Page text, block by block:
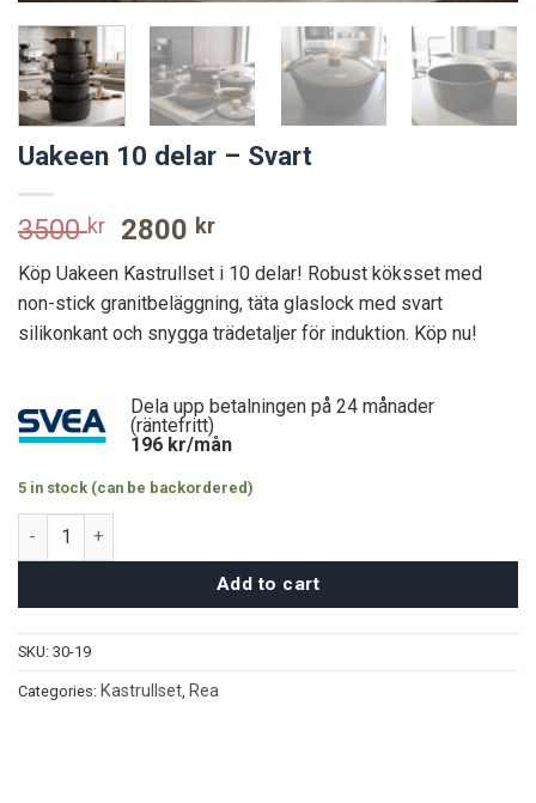
Uakeen 10 delar – Svart
3500kr
Original
price
was:
3500 kr.
2800 krCurrent
price
is:
2800 kr.
Köp Uakeen Kastrullset i 10 delar! Robust köksset med
non-stick granitbeläggning, täta glaslock med svart
silikonkant och snygga trädetaljer för induktion. Köp nu!
Dela upp betalningen på 24 månader
(räntefritt)
196 kr/mån
5 in stock (can be backordered)
Uakeen 10 delar – Svart quantity
Add to cart
SKU: 30-19
Categories: Kastrullset Rea